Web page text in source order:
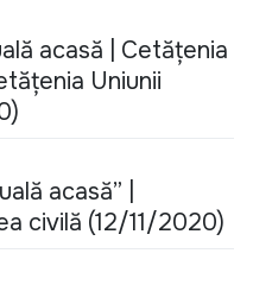
acasă | Cetățenia
Uniunii
acasă” |
civilă (12/11/2020)